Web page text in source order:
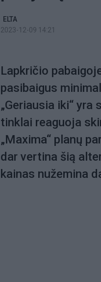
ELTA
2023-12-09 14:21
Lapkričio
pasibaigus
„Geriausia iki“
tinklai reaguoja
„Maxima“ planų
dar vertina šią
kainas nužemina